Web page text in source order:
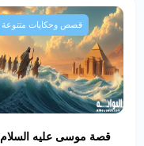
قصص وحكايات متنوعة
قصة موسى عليه السلام